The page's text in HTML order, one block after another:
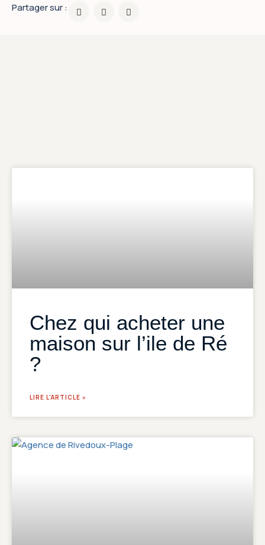
Partager sur :
Chez qui acheter une
maison sur l’ile de Ré
?
LIRE L'ARTICLE »